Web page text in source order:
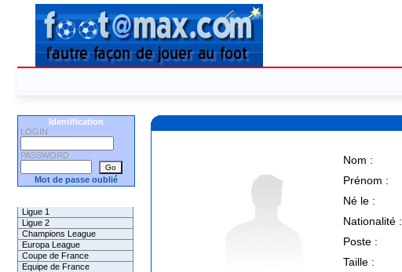
Identification
LOGIN
PASSWORD
Mot de passe oublié
Ligue 1
Ligue 2
Champions League
Europa League
Coupe de France
Equipe de France
Nom :
Prénom :
Né le :
Nationalité :
Poste :
Taille :